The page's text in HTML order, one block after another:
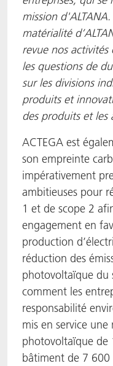
mission
matérialité
revue nos
les questions de
sur les divisions
produits et
des produits et les
ACTEGA est
son empreinte
impérativement
ambitieuses pour
1 et de scope 2
engagement en
production
réduction des
photovoltaïque du
comment les
responsabilité
mis en service
photovoltaïque de
bâtiment de 7 600